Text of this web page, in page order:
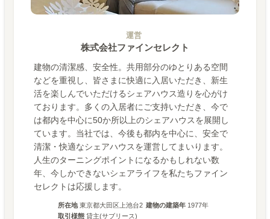
運営
株式会社ファインセレクト
建物の清潔感、安全性。共用部分のゆとりある空間
などを重視し、皆さまに快適に入居いただき、新生
活を楽しんでいただけるシェアハウス造りを心がけ
ております。多くの入居者にご支持いただき、今で
は都内を中心に50か所以上のシェアハウスを展開し
ています。当社では、今後も都内を中心に、安全で
清潔・快適なシェアハウスを運営してまいります。
人生のターニングポイントになるかもしれない数
年、今しかできないシェアライフを私たちファイン
セレクトは応援します。
所在地 東京都大田区上池台2 建物の建築年 1977年
取引様態 貸主(サブリース)